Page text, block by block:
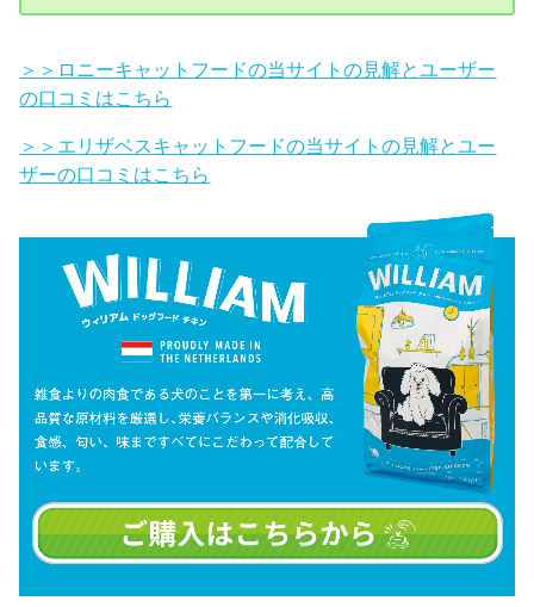
＞＞ロニーキャットフードの当サイトの見解とユーザー
の口コミはこちら
＞＞エリザベスキャットフードの当サイトの見解とユー
ザーの口コミはこちら